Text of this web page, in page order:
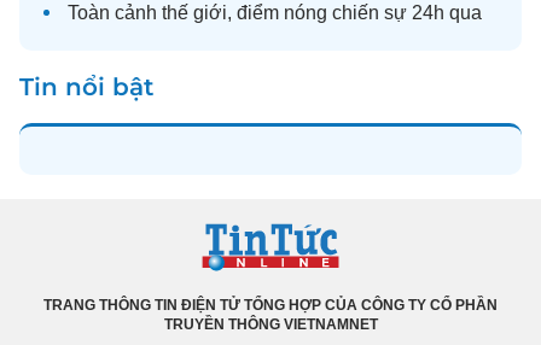
Toàn cảnh thế giới, điểm nóng chiến sự 24h qua
Tin nổi bật
TRANG THÔNG TIN ĐIỆN TỬ TỔNG HỢP CỦA CÔNG TY CỔ PHẦN
TRUYỀN THÔNG VIETNAMNET